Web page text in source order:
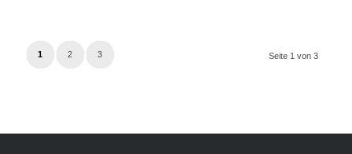
Seite 1 von 3
1 2 3